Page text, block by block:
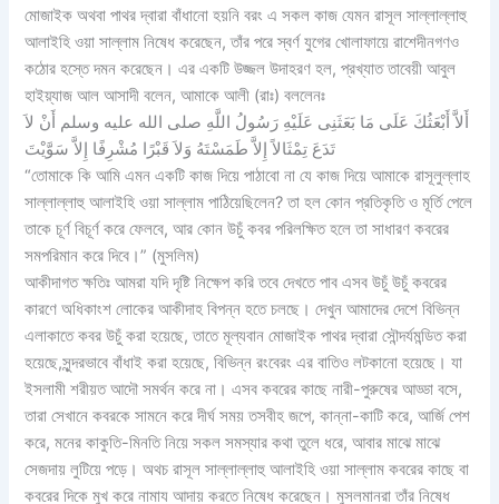
মোজাইক অথবা পাথর দ্বারা বাঁধানো হয়নি বরং এ সকল কাজ যেমন রাসূল সাল্লাল্লাহু
আলাইহি ওয়া সাল্লাম নিষেধ করেছেন, তাঁর পরে স্বর্ণ যুগের খোলাফায়ে রাশেদীনগণও
কঠোর হস্তে দমন করেছেন। এর একটি উজ্জল উদাহরণ হল, প্রখ্যাত তাবেয়ী আবুল
হাইয়্যাজ আল আসাদী বলেন, আমাকে আলী (রাঃ) বললেনঃ
أَلاَّ أَبْعَثُكَ عَلَى مَا بَعَثَنِى عَلَيْهِ رَسُولُ اللَّهِ صلى الله عليه وسلم أَنْ لاَ
تَدَعَ تِمْثَالاً إِلاَّ طَمَسْتَهُ وَلاَ قَبْرًا مُشْرِفًا إِلاَّ سَوَّيْتَ
“তোমাকে কি আমি এমন একটি কাজ দিয়ে পাঠাবো না যে কাজ দিয়ে আমাকে রাসূলুল্লাহ
সাল্লাল্লাহু আলাইহি ওয়া সাল্লাম পাঠিয়েছিলেন? তা হল কোন প্রতিকৃতি ও মূর্তি পেলে
তাকে চূর্ণ বিচূর্ণ করে ফেলবে, আর কোন উচুঁ কবর পরিলক্ষিত হলে তা সাধারণ কবরের
সমপরিমান করে দিবে।” (মুসলিম)
আকীদাগত ক্ষতিঃ আমরা যদি দৃষ্টি নিক্ষেপ করি তবে দেখতে পাব এসব উচুঁ উচুঁ কবরের
কারণে অধিকাংশ লোকের আকীদাহ বিপন্ন হতে চলছে। দেখুন আমাদের দেশে বিভিন্ন
এলাকাতে কবর উচুঁ করা হয়েছে, তাতে মূল্যবান মোজাইক পাথর দ্বারা সৌন্দর্যমন্ডিত করা
হয়েছে,সুন্দরভাবে বাঁধাই করা হয়েছে, বিভিন্ন রংবেরং এর বাতিও লটকানো হয়েছে। যা
ইসলামী শরীয়ত আদৌ সমর্থন করে না। এসব কবরের কাছে নারী-পুরুষের আড্ডা বসে,
তারা সেখানে কবরকে সামনে করে দীর্ঘ সময় তসবীহ জপে, কান্না-কাটি করে, আর্জি পেশ
করে, মনের কাকুতি-মিনতি নিয়ে সকল সমস্যার কথা তুলে ধরে, আবার মাঝে মাঝে
সেজদায় লুটিয়ে পড়ে। অথচ রাসূল সাল্লাল্লাহু আলাইহি ওয়া সাল্লাম কবরের কাছে বা
কবরের দিকে মুখ করে নামায আদায় করতে নিষেধ করেছেন। মুসলমানরা তাঁর নিষেধ